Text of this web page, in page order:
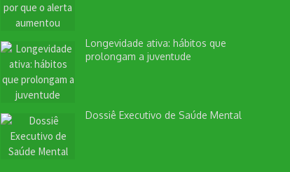
Longevidade ativa: hábitos que
prolongam a juventude
Dossiê Executivo de Saúde Mental